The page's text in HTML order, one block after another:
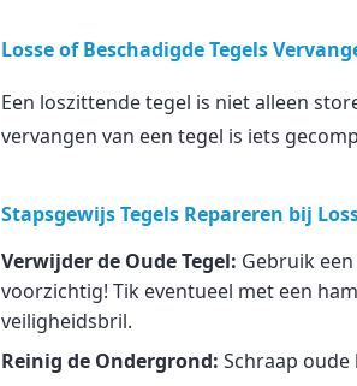
Losse of Beschadigde Tegels
Een loszittende tegel is niet alleen
vervangen van een tegel is iets
Stapsgewijs Tegels Repareren bij
Verwijder de Oude Tegel: Gebruik
voorzichtig! Tik eventueel met een
veiligheidsbril.
Reinig de Ondergrond: Schraap